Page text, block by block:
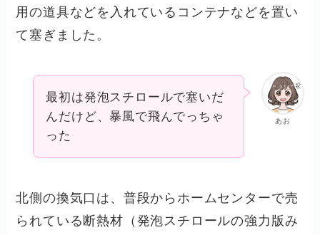
用の道具などを入れているコンテナなどを置い
て塞ぎました。
あお
最初は発泡スチロールで塞いだ
んだけど、暴風で飛んでっちゃ
った
北側の換気口は、普段からホームセンターで売
られている断熱材（発泡スチロールの強力版み